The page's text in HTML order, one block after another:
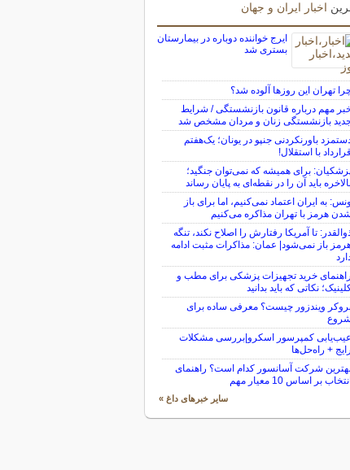
اخبار ایران و جهان
ایرج خواننده دوباره در بیمارستان
بستری شد
تهران این روزها آلوده شد؟
مهم درباره قانون بازنشستگی / شرایط
بازنشستگی زنان و مردان مشخص شد
باورنکردنی جنپو در یونان؛ یک‌هفتم
قرارداد با استقلال!
برای همیشه که نمی‌توان جنگید؛
باید آن را در نقطه‌ای به پایان رساند
ونس: به ایران اعتماد نمی‌کنیم، اما برای باز
شدن هرمز با تهران مذاکره می‌کنیم
تا آمریکا رفتارش را اصلاح نکند، تنگه
باز نمی‌شود| عمان: مذاکرات مثبت ادامه
راهنمای خرید تجهیزات پزشکی برای مطب و
نکاتی که باید بدانید
ویندزور چیست؟ معرفی ساده برای
شروع
عیب‌یابی کمپرسور اسکرو|بررسی مشکلات
رایج + راه‌حل‌ها
شرکت آسانسور کدام است؟ راهنمای
انتخاب بر اساس 10 معیار مهم
سایر خبرهای داغ »